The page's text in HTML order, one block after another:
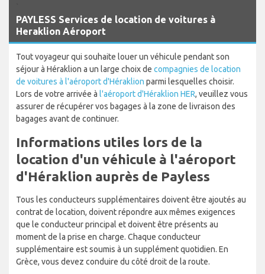
PAYLESS Services de location de voitures à
Heraklion Aéroport
Tout voyageur qui souhaite louer un véhicule pendant son
séjour à Héraklion a un large choix de compagnies de location
de voitures à l'aéroport d'Héraklion parmi lesquelles choisir.
Lors de votre arrivée à l'aéroport d'Héraklion HER, veuillez vous
assurer de récupérer vos bagages à la zone de livraison des
bagages avant de continuer.
Informations utiles lors de la
location d'un véhicule à l'aéroport
d'Héraklion auprès de Payless
Tous les conducteurs supplémentaires doivent être ajoutés au
contrat de location, doivent répondre aux mêmes exigences
que le conducteur principal et doivent être présents au
moment de la prise en charge. Chaque conducteur
supplémentaire est soumis à un supplément quotidien. En
Grèce, vous devez conduire du côté droit de la route.